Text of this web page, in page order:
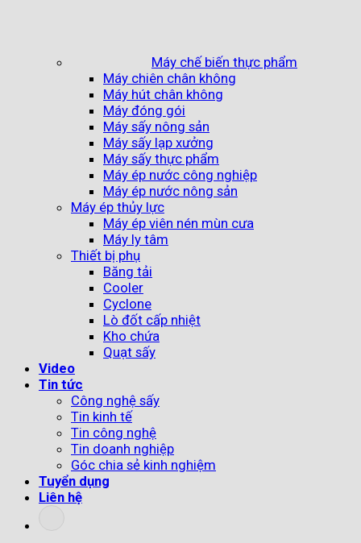
Máy chế biến thực phẩm
Máy chiên chân không
Máy hút chân không
Máy đóng gói
Máy sấy nông sản
Máy sấy lạp xưởng
Máy sấy thực phẩm
Máy ép nước công nghiệp
Máy ép nước nông sản
Máy ép thủy lực
Máy ép viên nén mùn cưa
Máy ly tâm
Thiết bị phụ
Băng tải
Cooler
Cyclone
Lò đốt cấp nhiệt
Kho chứa
Quạt sấy
Video
Tin tức
Công nghệ sấy
Tin kinh tế
Tin công nghệ
Tin doanh nghiệp
Góc chia sẻ kinh nghiệm
Tuyển dụng
Liên hệ